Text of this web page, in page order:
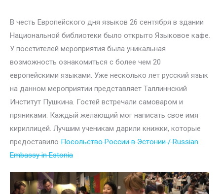
В честь Европейского дня языков 26 сентября в здании
Национальной библиотеки было открыто Языковое кафе.
У посетителей мероприятия была уникальная
возможность ознакомиться с более чем 20
европейскими языками. Уже несколько лет русский язык
на данном мероприятии представляет Таллиннский
Институт Пушкина. Гостей встречали самоваром и
пряниками. Каждый желающий мог написать свое имя
кириллицей. Лучшим ученикам дарили книжки, которые
предоставило Посольство России в Эстонии / Russian
Embassy in Estonia